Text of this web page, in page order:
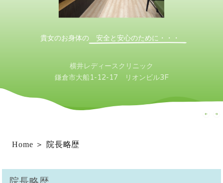
貴女のお身体の 安全と安心のために・・・
横井レディースクリニック
鎌倉市大船1-12-17 リオンビル3F
Home ＞ 院長略歴